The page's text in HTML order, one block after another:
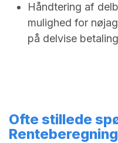
Håndtering af
mulighed for
på delvise
Ofte stillede
Renteberegning